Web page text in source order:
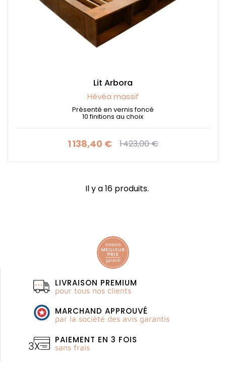
Lit Arbora
Hévéa massif
Présenté en vernis foncé
10 finitions au choix
Prix
1 138,40 € Prix de base
1 423,00 €
Il y a 16 produits.
LIVRAISON PREMIUM
pour tous nos clients
MARCHAND APPROUVÉ
par la société des avis garantis
PAIEMENT EN 3 FOIS
sans frais